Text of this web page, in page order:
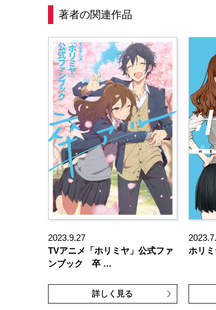
著者の関連作品
2023.9.27
TVアニメ「ホリミヤ」公式ファ
ンブック 卒 …
詳しく見る
ホリ